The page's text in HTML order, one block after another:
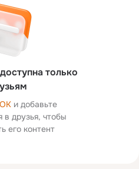
только
и добавьте
в друзья, чтобы
его контент